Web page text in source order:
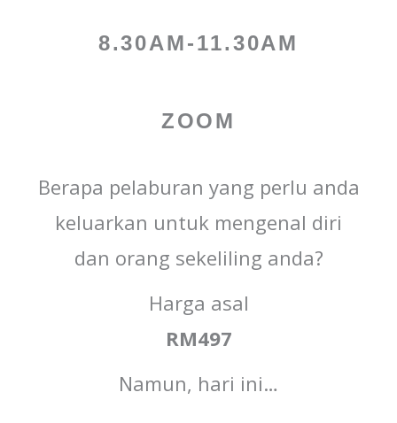
8.30AM-11.30AM
ZOOM
Berapa pelaburan yang perlu anda
keluarkan untuk mengenal diri
dan orang sekeliling anda?
Harga asal
RM497
Namun, hari ini…